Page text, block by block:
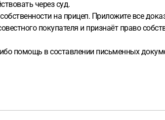
через суд.
на прицеп. Приложите все
покупателя и признаёт право
помощь в составлении письменных